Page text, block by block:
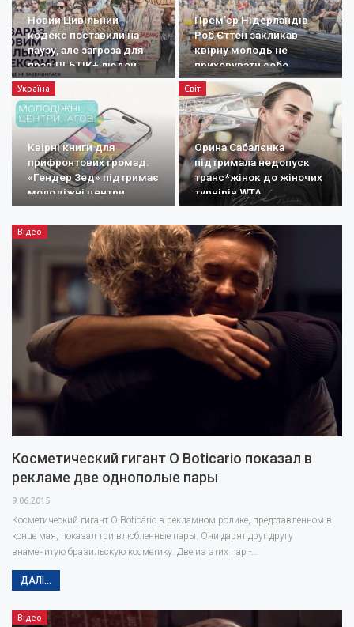
Новий Цивільний
кодекс поставили на
паузу, але загроза для
прав ЛГБТІК+ людей
залишається
Прем’єр Нідерландів
Роб Єттен закликав
квірну молодь не
приховувати себе
Україна
Квірні книги для
прифронтових громад:
«Гендер Зед» підтримає
молодіжні центри
Світ
Орина Сабалєнка
підтримала недопуск
транс*жінок до жіночих
турнірів WTA
Відео
Косметический гигант O Boticario показал в
рекламе две однополые пары
9.06.2015
Косметический гигант O Boticário в рекламном ролике, представленном в
конце мая, показал три влюбленные пары. Они дарят друг другу
знаменитую бразильскую косметику. Две из этих пар -…
ДАЛІ...
Відео